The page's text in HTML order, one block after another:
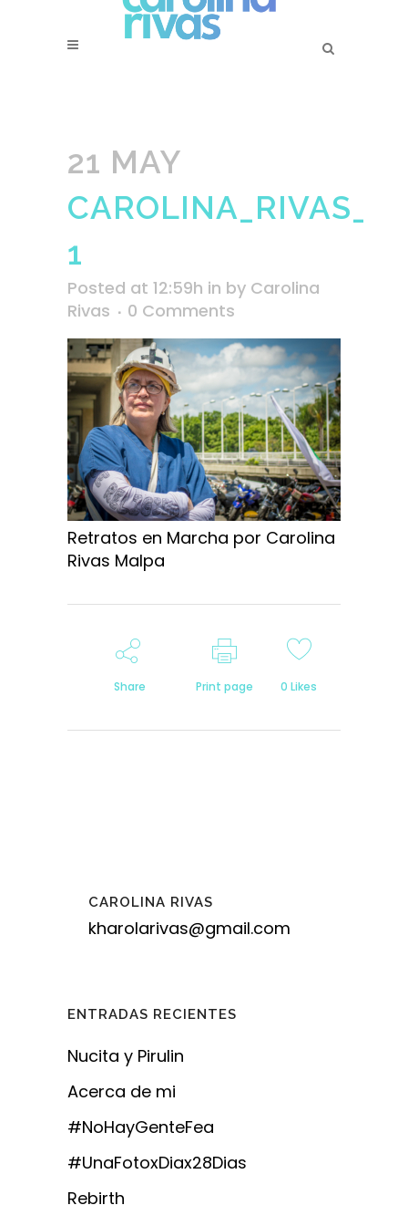
21 MAY
1
Posted at 12:59h in by Carolina
Rivas
0 Comments
Retratos en Marcha por Carolina
Rivas Malpa
Share Print page 0 Likes
CAROLINA RIVAS
kharolarivas@gmail.com
ENTRADAS RECIENTES
Nucita y Pirulin
Acerca de mi
#NoHayGenteFea
#UnaFotoxDiax28Dias
Rebirth